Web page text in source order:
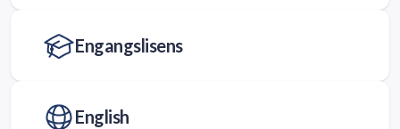
Engangslisens
English